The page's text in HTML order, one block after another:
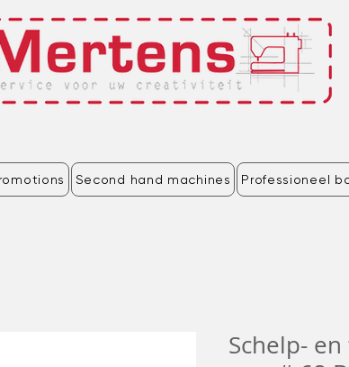
Second hand machines Professioneel
Schelp-